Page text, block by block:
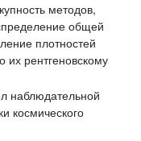
методов,
общей
плотностей
их рентгеновскому
наблюдательной
космического